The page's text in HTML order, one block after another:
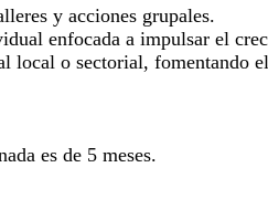
y acciones grupales.
enfocada a impulsar el
local o sectorial, fomentando
es de 5 meses.